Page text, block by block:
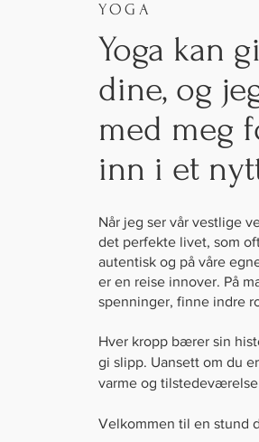
YOGA
Yoga kan
dine, og
med meg
inn i et
Når jeg ser vår vestlige
det perfekte livet, som
autentisk og på våre
er en reise innover. På
spenninger, finne indre
Hver kropp bærer sin
gi slipp. Uansett om du
varme og
Velkommen til en stund